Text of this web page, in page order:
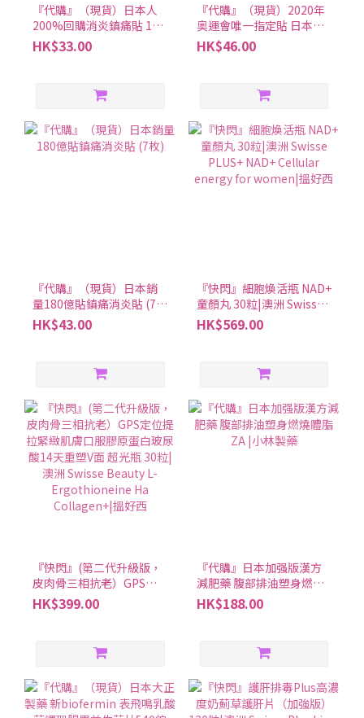
『代購』（現貨）日本人
200%回購消炎鎮痛貼 14
片裝
HK$33.00
『代購』（現貨）2020年
奥運會唯一指定貼 日本第
一三共加強版貼布（7枚
入）
HK$46.00
『代購』（現貨）日本銷
量180億貼鎮痛消炎貼 (7
枚)
HK$43.00
『快閃』細胞煥活瓶 NAD+
童顏丸 30粒|澳洲 Swisse
PLUS+ NAD+ Cellular
energy for women|搵好
HK$569.00
『快閃』(第二代升級版，
皮肉骨三相抗老）GPS定
位提拉緊緻肌膚口服膠原
蛋白玻尿酸14天重塑V面
Beauty L-Ergothioneine
Ha Collagen+|搵好西
HK$399.00
『代購』日本加强版漢方
減肥藥 腹部排油塑身燃燒
體脂ZA |小林製藥
HK$188.00